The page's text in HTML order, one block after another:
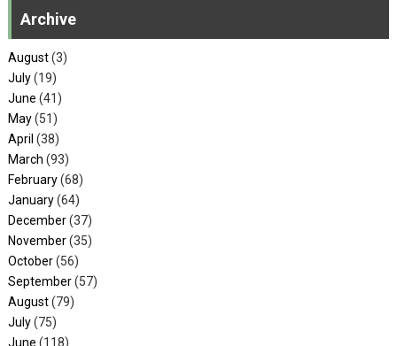
Archive
August(3)
July(19)
June (41)
May(51)
April (38)
March (93)
February(68)
January(64)
December(37)
November(35)
October(56)
September(57)
August(79)
July(75)
June (118)